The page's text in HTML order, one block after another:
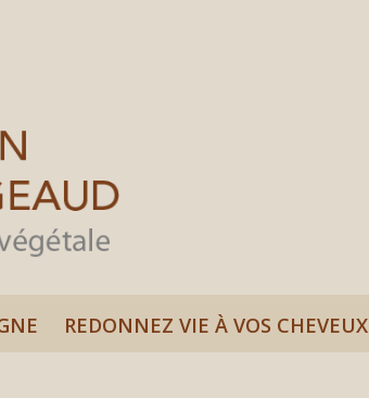
REDONNEZ VIE À VOS CHEVEUX